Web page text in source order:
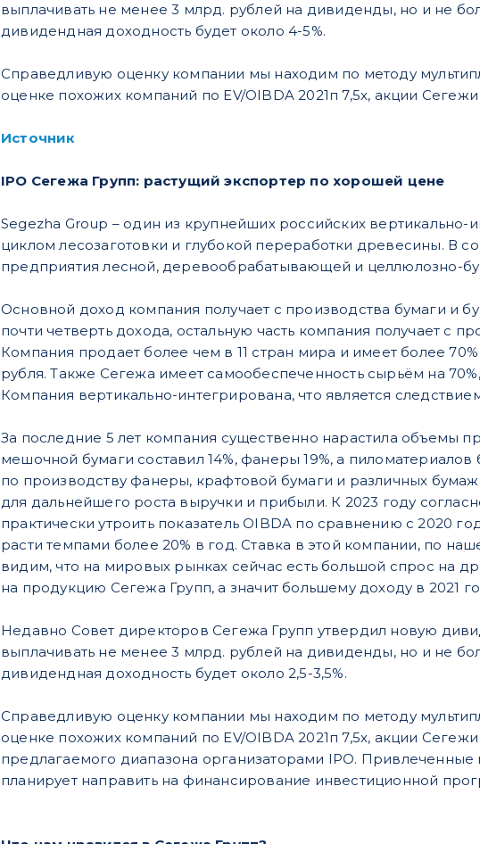
выплачивать не менее 3 млрд. рублей на дивиденды, но и не
дивидендная доходность будет около 4-5%.
Справедливую оценку компании мы находим по методу
оценке похожих компаний по EV/OIBDA 2021п 7,5х, акции
Источник
IPO Сегежа Групп: растущий экспортер по хорошей цене
Segezha Group – один из крупнейших российских
циклом лесозаготовки и глубокой переработки древесины. В
предприятия лесной, деревообрабатывающей и целлюлозно-
Основной доход компания получает с производства бумаги и
почти четверть дохода, остальную часть компания получает с
Компания продает более чем в 11 стран мира и имеет более
рубля. Также Сегежа имеет самообеспеченность сырьём на
Компания вертикально-интегрирована, что является
За последние 5 лет компания существенно нарастила объемы
мешочной бумаги составил 14%, фанеры 19%, а
по производству фанеры, крафтовой бумаги и различных
для дальнейшего роста выручки и прибыли. К 2023 году
практически утроить показатель OIBDA по сравнению с 2020
расти темпами более 20% в год. Ставка в этой компании, по
видим, что на мировых рынках сейчас есть большой спрос на
на продукцию Сегежа Групп, а значит большему доходу в 2021
Недавно Совет директоров Сегежа Групп утвердил новую
выплачивать не менее 3 млрд. рублей на дивиденды, но и не
дивидендная доходность будет около 2,5-3,5%.
Справедливую оценку компании мы находим по методу
оценке похожих компаний по EV/OIBDA 2021п 7,5х, акции
предлагаемого диапазона организаторами IPO.
планирует направить на финансирование инвестиционной